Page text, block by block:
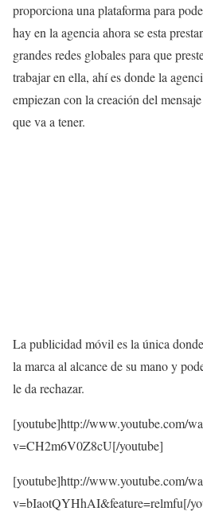
proporciona una plataforma para
hay en la agencia ahora se esta
grandes redes globales para que
trabajar en ella, ahí es donde la
empiezan con la creación del
que va a tener.
La publicidad móvil es la única
la marca al alcance de su mano y
le da rechazar.
[youtube]http://www.youtube.com/
v=CH2m6V0Z8cU[/youtube]
[youtube]http://www.youtube.com/
v=bIaotQYHhAI&feature=relmfu[/